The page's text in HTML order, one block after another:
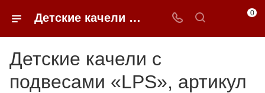
Детские качели с подвесами «LPS» купить в Москве от 71 820 ₽ - 0FFER 0
Детские качели с
подвесами «LPS», артикул